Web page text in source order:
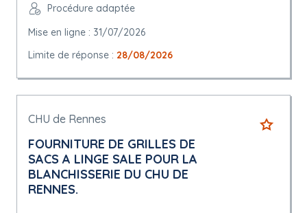
Procédure adaptée
Mise en ligne : 31/07/2026
Limite de réponse : 28/08/2026
CHU de Rennes
FOURNITURE DE GRILLES DE
SACS A LINGE SALE POUR LA
BLANCHISSERIE DU CHU DE
RENNES.